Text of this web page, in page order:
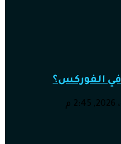
الفوركس؟